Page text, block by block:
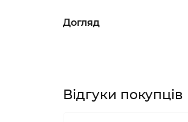
Догляд
Відгуки покупців